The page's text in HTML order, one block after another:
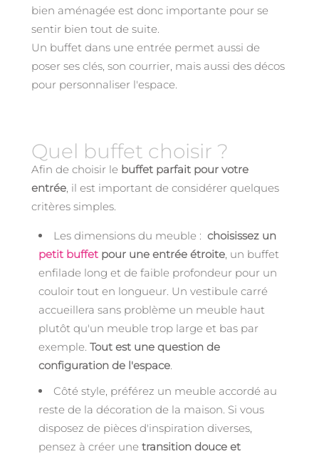
bien aménagée est donc importante pour se
sentir bien tout de suite.
Un buffet dans une entrée permet aussi de
poser ses clés, son courrier, mais aussi des décos
pour personnaliser l'espace.
Quel buffet choisir ?
Afin de choisir le buffet parfait pour votre
entrée, il est important de considérer quelques
critères simples.
Les dimensions du meuble : choisissez un
petit buffet pour une entrée étroite, un buffet
enfilade long et de faible profondeur pour un
couloir tout en longueur. Un vestibule carré
accueillera sans problème un meuble haut
plutôt qu'un meuble trop large et bas par
exemple. Tout est une question de
configuration de l'espace.
Côté style, préférez un meuble accordé au
reste de la décoration de la maison. Si vous
disposez de pièces d'inspiration diverses,
pensez à créer une transition douce et